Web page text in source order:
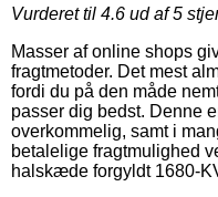
Vurderet til 4.6 ud af 5
Masser af online shops
fragtmetoder. Det mest
fordi du på den måde
passer dig bedst. Denne
overkommelig, samt i
betalelige fragtmulighed
halskæde forgyldt 1680-